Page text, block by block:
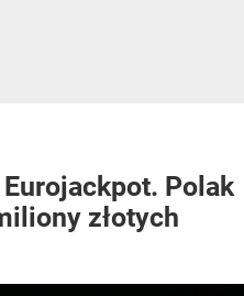
Polak
złotych